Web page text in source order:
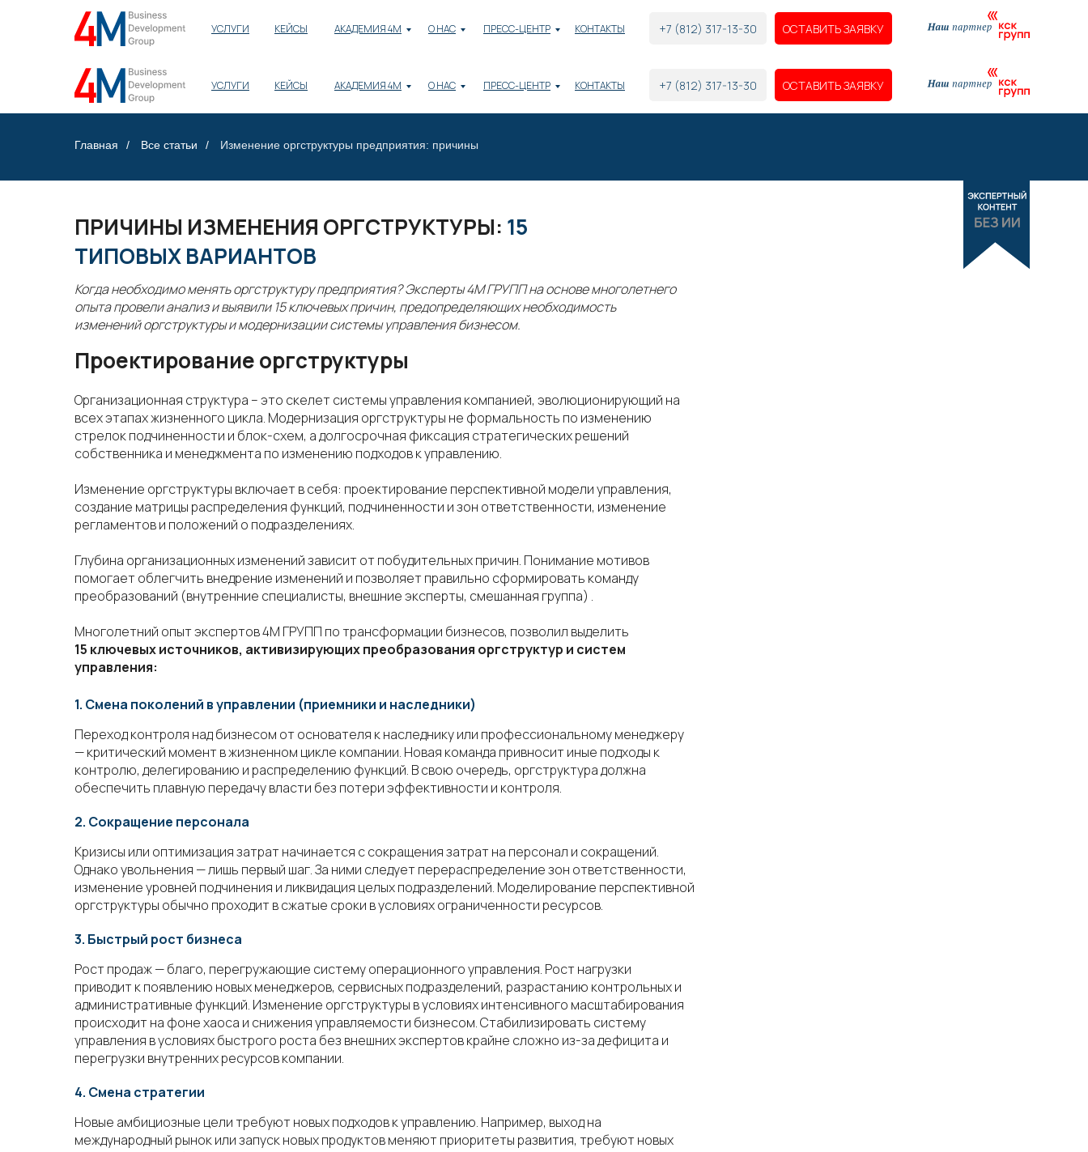
КОНТАКТЫ
О НАС
АКАДЕМИЯ 4М
КЕЙСЫ
УСЛУГИ ПРЕСС-ЦЕНТР ОСТАВИТЬ ЗАЯВКУ
+7 (812) 317-13-30
+7 (812) 317-13-30 ОСТАВИТЬ ЗАЯВКУ
ПРЕСС-ЦЕНТР
УСЛУГИ КЕЙСЫ АКАДЕМИЯ 4М О НАС КОНТАКТЫ
Главная / Все статьи / Изменение оргструктуры предприятия: причины
Когда необходимо менять оргструктуру предприятия? Эксперты 4М ГРУПП на основе многолетнего
опыта провели анализ и выявили 15 ключевых причин, предопределяющих необходимость
изменений оргструктуры и модернизации системы управления бизнесом.
ПРИЧИНЫ ИЗМЕНЕНИЯ ОРГСТРУКТУРЫ: 15
ТИПОВЫХ ВАРИАНТОВ
Новые амбициозные цели требуют новых подходов к управлению. Например, выход на
международный рынок или запуск новых продуктов меняют приоритеты развития, требуют новых
4. Смена стратегии
Рост продаж — благо, перегружающие систему операционного управления. Рост нагрузки
приводит к появлению новых менеджеров, сервисных подразделений, разрастанию контрольных и
административные функций. Изменение оргструктуры в условиях интенсивного масштабирования
происходит на фоне хаоса и снижения управляемости бизнесом. Стабилизировать систему
управления в условиях быстрого роста без внешних экспертов крайне сложно из-за дефицита и
перегрузки внутренних ресурсов компании.
3. Быстрый рост бизнеса
Кризисы или оптимизация затрат начинается с сокращения затрат на персонал и сокращений.
Однако увольнения — лишь первый шаг. За ними следует перераспределение зон ответственности,
изменение уровней подчинения и ликвидация целых подразделений. Моделирование перспективной
оргструктуры обычно проходит в сжатые сроки в условиях ограниченности ресурсов.
2. Сокращение персонала
Переход контроля над бизнесом от основателя к наследнику или профессиональному менеджеру
— критический момент в жизненном цикле компании. Новая команда привносит иные подходы к
контролю, делегированию и распределению функций. В свою очередь, оргструктура должна
обеспечить плавную передачу власти без потери эффективности и контроля.
1. Смена поколений в управлении (приемники и наследники)
Организационная структура – это скелет системы управления компанией, эволюционирующий на
всех этапах жизненного цикла. Модернизация оргструктуры не формальность по изменению
стрелок подчиненности и блок-схем, а долгосрочная фиксация стратегических решений
собственника и менеджмента по изменению подходов к управлению.
Изменение оргструктуры включает в себя: проектирование перспективной модели управления,
создание матрицы распределения функций, подчиненности и зон ответственности, изменение
регламентов и положений о подразделениях.
Глубина организационных изменений зависит от побудительных причин. Понимание мотивов
помогает облегчить внедрение изменений и позволяет правильно сформировать команду
преобразований (внутренние специалисты, внешние эксперты, смешанная группа) .
Многолетний опыт экспертов 4М ГРУПП по трансформации бизнесов, позволил выделить
15 ключевых источников, активизирующих преобразования оргструктур и систем
управления:
Проектирование оргструктуры